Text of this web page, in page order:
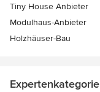
Tiny House Anbieter
Modulhaus-Anbieter
Holzhäuser-Bau
Expertenkategorie